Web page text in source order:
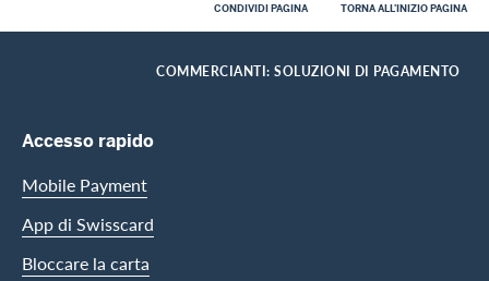
CONDIVIDI PAGINA TORNA ALL'INIZIO PAGINA
Footer
COMMERCIANTI: SOLUZIONI DI PAGAMENTO
Footer Navigation
Accesso rapido
Mobile Payment
App di Swisscard
Bloccare la carta